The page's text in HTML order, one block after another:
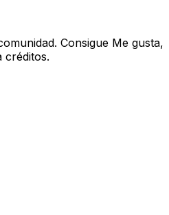
Consigue Me gusta,
créditos.